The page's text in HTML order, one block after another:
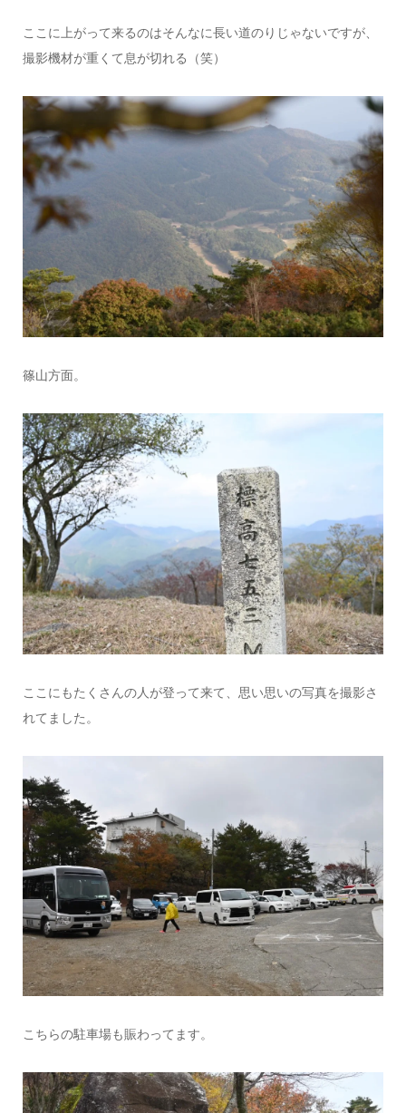
ここに上がって来るのはそんなに長い道のりじゃないですが、
撮影機材が重くて息が切れる（笑）
篠山方面。
ここにもたくさんの人が登って来て、思い思いの写真を撮影さ
れてました。
こちらの駐車場も賑わってます。
情報提供をする！ 広告掲載について ランチ特集！